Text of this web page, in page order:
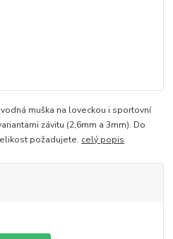
muška na loveckou i sportovní
závitu (2,6mm a 3mm). Do
požadujete. celý popis